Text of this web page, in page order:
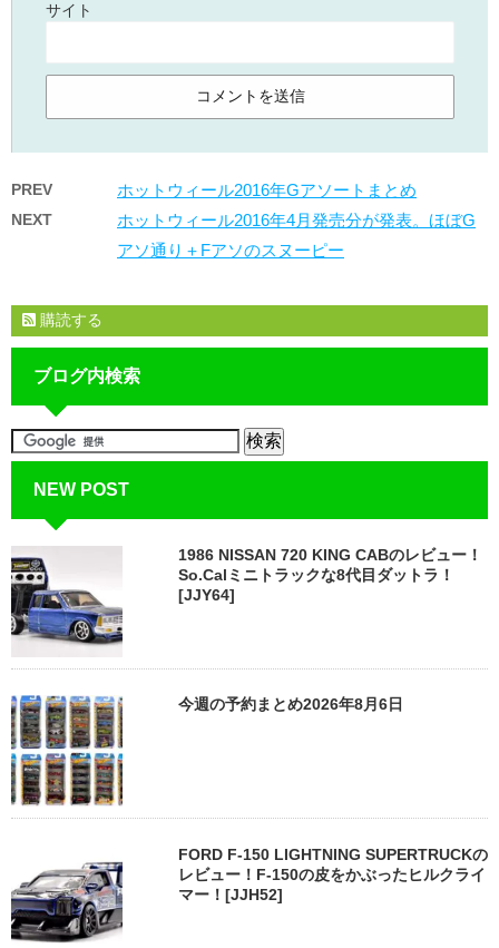
サイト
PREV ホットウィール2016年Gアソートまとめ
NEXT
ホットウィール2016年4月発売分が発表。ほぼG
アソ通り＋Fアソのスヌーピー
購読する
ブログ内検索
NEW POST
1986 NISSAN 720 KING CABのレビュー！
So.Calミニトラックな8代目ダットラ！
[JJY64]
今週の予約まとめ2026年8月6日
FORD F-150 LIGHTNING SUPERTRUCKの
レビュー！F-150の皮をかぶったヒルクライ
マー！[JJH52]